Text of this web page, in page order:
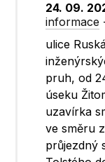
24. 09.
informace
ulice
pruh, od
úseku
uzavírka
ve směru
průjezdný